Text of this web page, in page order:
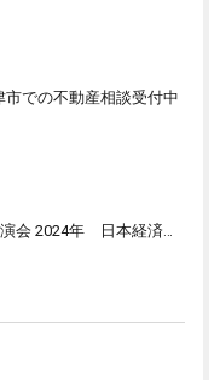
での不動産相談受付中